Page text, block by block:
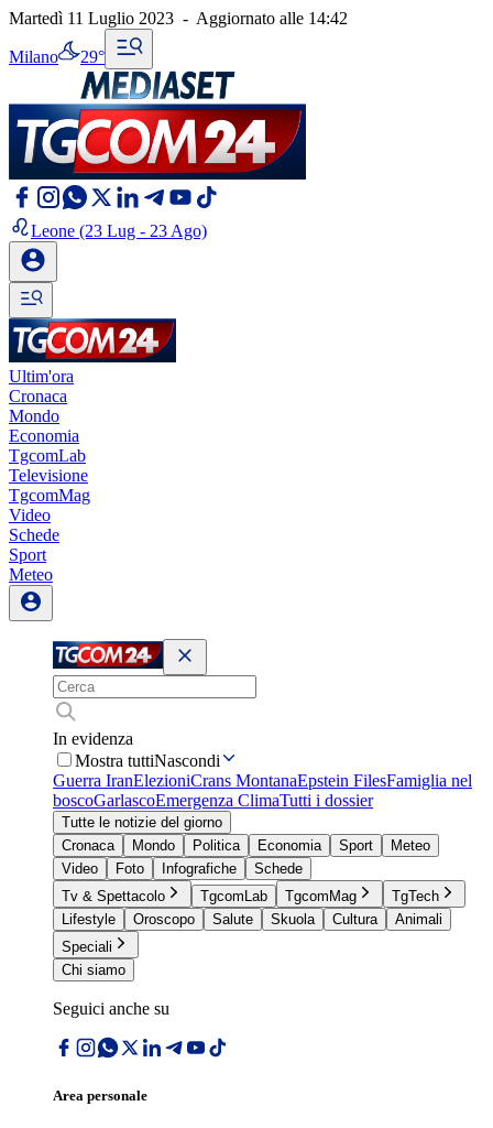
Martedì 11 Luglio 2023 - Aggiornato alle 14:42
Milano 29°
Leone (23 Lug - 23 Ago)
Ultim'ora
Cronaca
Mondo
Economia
TgcomLab
Televisione
TgcomMag
Video
Schede
Sport
Meteo
In evidenza
Mostra tuttiNascondi
Guerra IranElezioniCrans MontanaEpstein FilesFamiglia nel
boscoGarlascoEmergenza ClimaTutti i dossier
Tutte le notizie del giorno
Cronaca
Mondo Politica Economia Sport
Meteo
Video
Foto Infografiche
Schede
Tv & Spettacolo
TgcomLab TgcomMag
TgTech
Lifestyle
Oroscopo Salute Skuola Cultura
Animali
Speciali
Chi siamo
Seguici anche su
Area personale